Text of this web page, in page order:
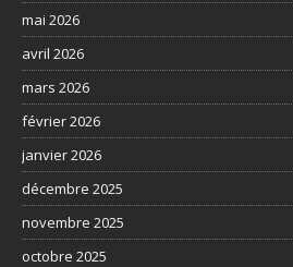
mai 2026
avril 2026
mars 2026
février 2026
janvier 2026
décembre 2025
novembre 2025
octobre 2025